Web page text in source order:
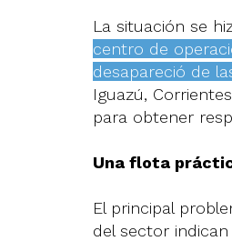
La situación se
centro de
desapareció de
Iguazú,
para obtener
Una flota
El principal
del sector